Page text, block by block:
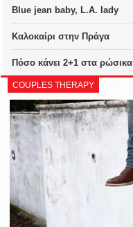
Blue jean baby, L.A. lady
Καλοκαίρι στην Πράγα
Πόσο κάνει 2+1 στα ρώσικα
COUPLES THERAPY